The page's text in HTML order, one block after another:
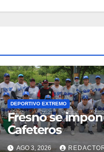
DEPORTIVO EXTREMO
Fresno se
Cafeteros
AGO 3, 2026